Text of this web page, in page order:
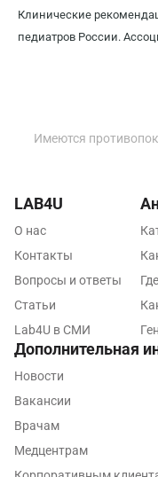
Клинические
педиатров России.
Мурманск
Нижнекамск
Новокузнецк
Новосибирск
Ногинск
Обнинск
Одинцово
Орел
Имеются
LAB4U
О нас
Контакты
Вопросы и ответы
Статьи
Lab4U в СМИ
Дополнительная
Новости
Вакансии
Врачам
Медцентрам